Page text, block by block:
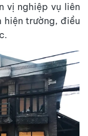
vị nghiệp vụ liên
hiện trường, điều